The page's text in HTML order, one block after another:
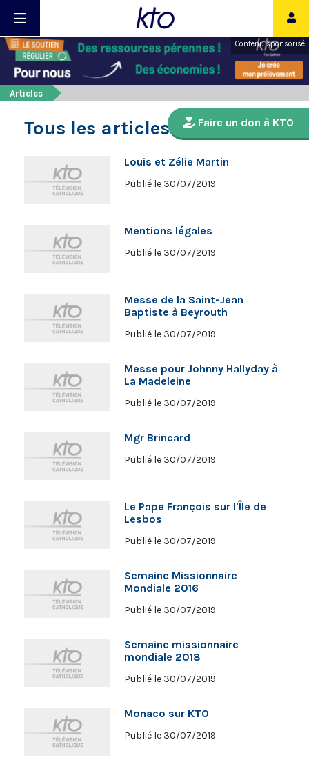
Contenu sponsorisé
Articles
Faire un don à KTO
Tous les articles
Louis et Zélie Martin
Publié le 30/07/2019
Mentions légales
Publié le 30/07/2019
Messe de la Saint-Jean
Baptiste à Beyrouth
Publié le 30/07/2019
Messe pour Johnny Hallyday à
La Madeleine
Publié le 30/07/2019
Mgr Brincard
Publié le 30/07/2019
Le Pape François sur l'Île de
Lesbos
Publié le 30/07/2019
Semaine Missionnaire
Mondiale 2016
Publié le 30/07/2019
Semaine missionnaire
mondiale 2018
Publié le 30/07/2019
Monaco sur KTO
Publié le 30/07/2019